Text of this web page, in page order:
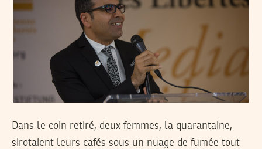
Dans le coin retiré, deux femmes, la quarantaine,
sirotaient leurs cafés sous un nuage de fumée tout